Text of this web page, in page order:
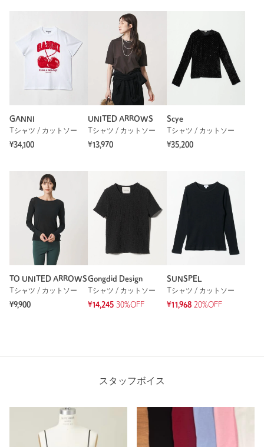
GANNI
Tシャツ / カットソー
¥34,100
UNITED ARROWS
Tシャツ / カットソー
¥13,970
Scye
Tシャツ / カットソー
¥35,200
TO UNITED ARROWS
Tシャツ / カットソー
¥9,900
Gongdid Design
Tシャツ / カットソー
¥14,245 30%OFF
SUNSPEL
Tシャツ / カットソー
¥11,968 20%OFF
スタッフボイス